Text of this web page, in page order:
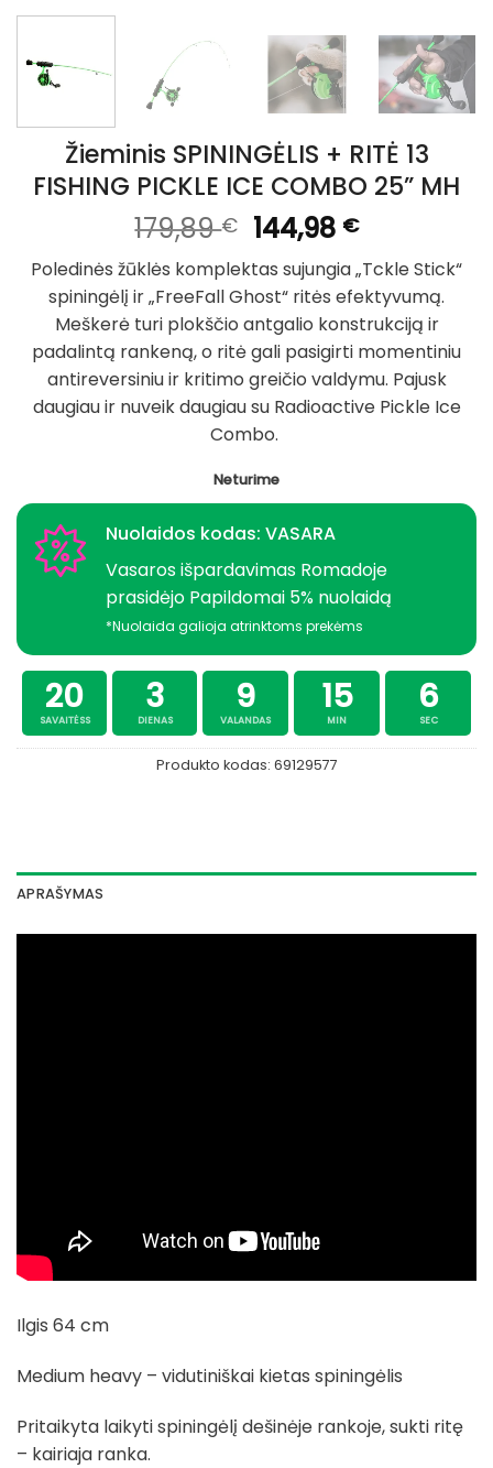
Žieminis SPININGĖLIS + RITĖ 13
FISHING PICKLE ICE COMBO 25” MH
179,89€ Original
price
was:
179,89 €.
144,98 €Current
price
is:
144,98 €.
Poledinės žūklės komplektas sujungia „Tckle Stick“
spiningėlį ir „FreeFall Ghost“ ritės efektyvumą.
Meškerė turi plokščio antgalio konstrukciją ir
padalintą rankeną, o ritė gali pasigirti momentiniu
antireversiniu ir kritimo greičio valdymu. Pajusk
daugiau ir nuveik daugiau su Radioactive Pickle Ice
Combo.
Neturime
Nuolaidos kodas: VASARA
Vasaros išpardavimas Romadoje
prasidėjo Papildomai 5% nuolaidą
*Nuolaida galioja atrinktoms prekėms
20
SAVAITĖSS
3
DIENAS
9
VALANDAS
15
MIN
6
SEC
Produkto kodas: 69129577
APRAŠYMAS
Ilgis 64 cm
Medium heavy – vidutiniškai kietas spiningėlis
Pritaikyta laikyti spiningėlį dešinėje rankoje, sukti ritę
– kairiaja ranka.